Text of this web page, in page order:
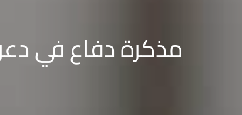
مذكرة دفاع في